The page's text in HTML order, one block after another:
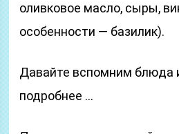
оливковое масло, сыры,
особенности — базилик).
Давайте вспомним блюда
подробнее …